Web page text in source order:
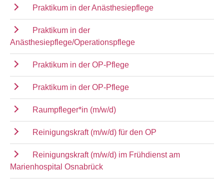
Praktikum in der Anästhesiepflege
Praktikum in der
Anästhesiepflege/Operationspflege
Praktikum in der OP-Pflege
Praktikum in der OP-Pflege
Raumpfleger*in (m/w/d)
Reinigungskraft (m/w/d) für den OP
Reinigungskraft (m/w/d) im Frühdienst am
Marienhospital Osnabrück